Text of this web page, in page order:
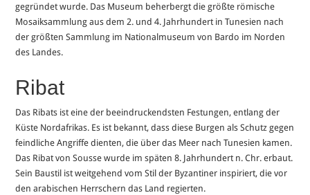
gegründet wurde. Das Museum beherbergt die größte römische
Mosaiksammlung aus dem 2. und 4. Jahrhundert in Tunesien nach
der größten Sammlung im Nationalmuseum von Bardo im Norden
des Landes.
Ribat
Das Ribats ist eine der beeindruckendsten Festungen, entlang der
Küste Nordafrikas. Es ist bekannt, dass diese Burgen als Schutz gegen
feindliche Angriffe dienten, die über das Meer nach Tunesien kamen.
Das Ribat von Sousse wurde im späten 8. Jahrhundert n. Chr. erbaut.
Sein Baustil ist weitgehend vom Stil der Byzantiner inspiriert, die vor
den arabischen Herrschern das Land regierten.